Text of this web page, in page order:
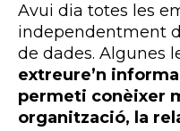
Avui dia totes les
independentment
de dades. Algunes
extreure’n
permeti conèixer
organització, la